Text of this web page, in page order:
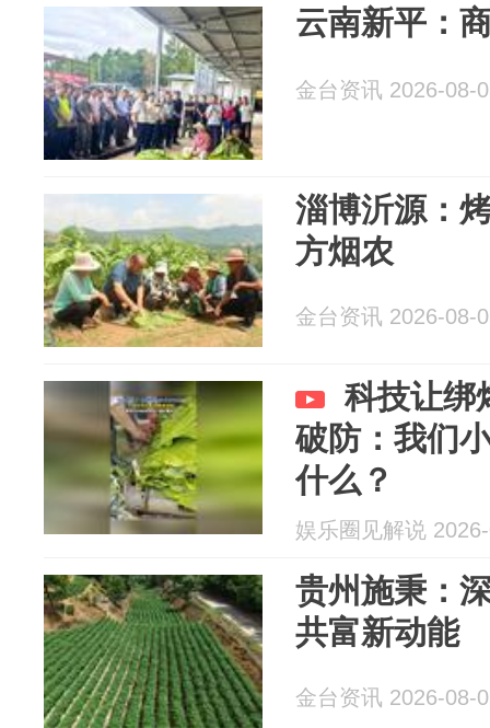
云南新平：
金台资讯 2026-08-
淄博沂源：
方烟农
金台资讯 2026-08-
科技让绑
破防：我们
什么？
娱乐圈见解说
贵州施秉：
共富新动能
金台资讯 2026-08-